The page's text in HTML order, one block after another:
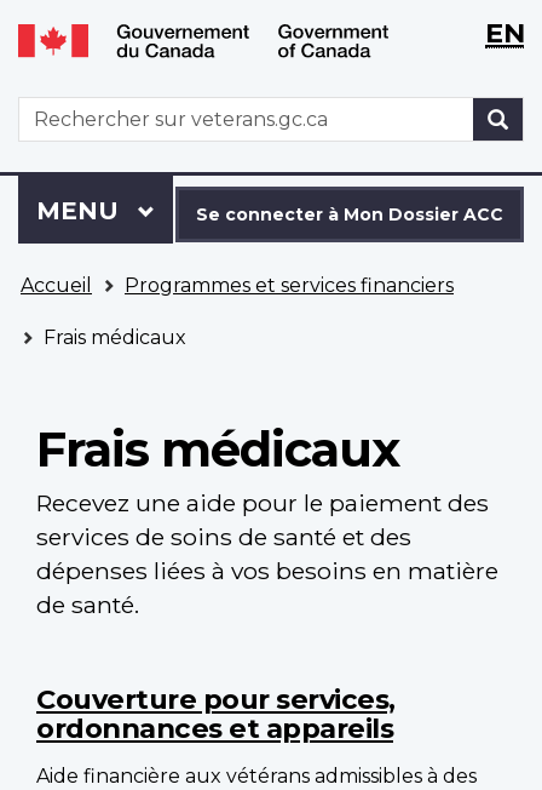
Aller
au
principal
Passer
à
version
HTML
simplifiée
WxT
WxTEN
WxT
Search
form
connecter
à
Dossier
ACC
Se connecter à Mon Dossier ACC
Menu
MENU PRINCIPAL
êtes
ici
Accueil Programmes et services financiers
Frais médicaux
Frais médicaux
Recevez une aide pour le paiement des
services de soins de santé et des
dépenses liées à vos besoins en matière
de santé.
navigation
Couverture pour services,
ordonnances et appareils
Aide financière aux vétérans admissibles à des